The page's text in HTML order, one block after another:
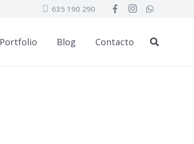
635 190 290
Portfolio Blog Contacto